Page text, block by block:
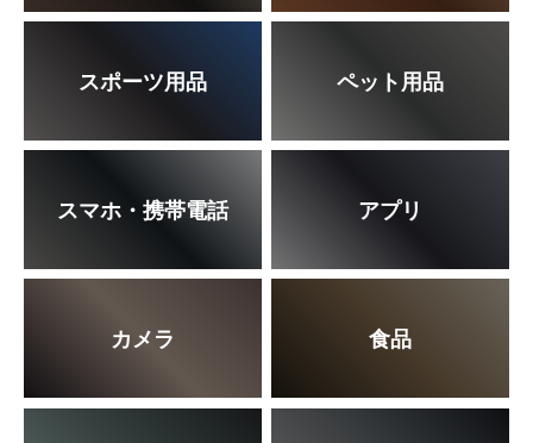
スポーツ用品 ペット用品
スマホ・携帯電話 アプリ
カメラ 食品